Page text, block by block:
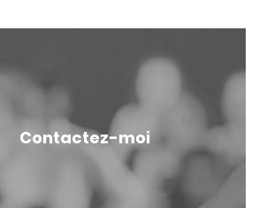
Contactez-moi